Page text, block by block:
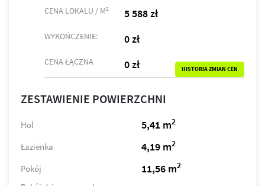
CENA LOKALU / M2 5 588 zł
WYKOŃCZENIE: 0 zł
CENA ŁĄCZNA 0 zł HISTORIA ZMIAN CEN
ZESTAWIENIE POWIERZCHNI
Hol 5,41 m2
Łazienka 4,19 m2
Pokój 11,56 m2